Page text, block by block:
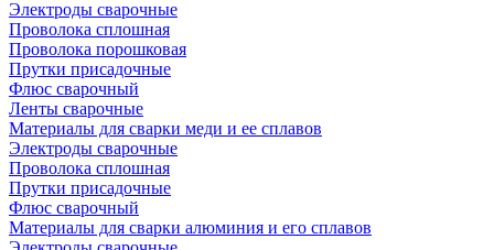
Электроды сварочные
Проволока сплошная
Проволока порошковая
Прутки присадочные
Флюс сварочный
Ленты сварочные
Материалы для сварки меди и ее сплавов
Электроды сварочные
Проволока сплошная
Прутки присадочные
Флюс сварочный
Материалы для сварки алюминия и его сплавов